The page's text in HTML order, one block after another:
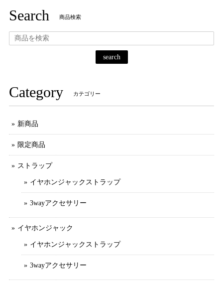
Search 商品検索
search
Category カテゴリー
新商品
限定商品
ストラップ
イヤホンジャックストラップ
3wayアクセサリー
イヤホンジャック
イヤホンジャックストラップ
3wayアクセサリー